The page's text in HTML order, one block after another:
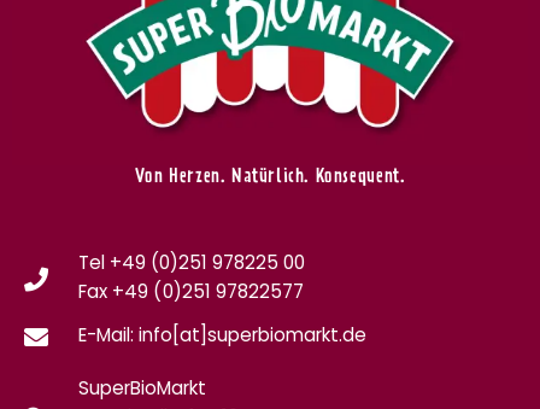
Von Herzen. Natürlich. Konsequent.
Tel +49 (0)251 978225 00
Fax +49 (0)251 97822577
E-Mail: info[at]superbiomarkt.de
SuperBioMarkt